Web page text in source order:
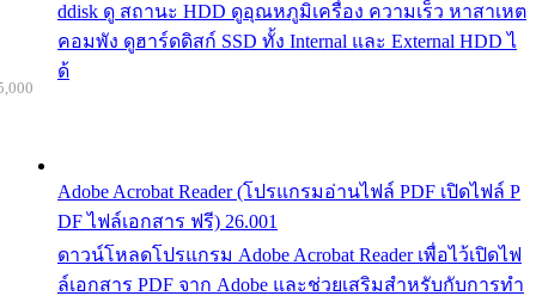
ddisk ดู สถานะ HDD ดูอุณหภูมิเครื่อง ความเร็ว หาสาเหต
คอมพัง ดูฮาร์ดดิสก์ SSD ทั้ง Internal และ External HDD ไ
ด้
Adobe Acrobat Reader (โปรแกรมอ่านไฟล์ PDF เปิดไฟล์ P
DF ไฟล์เอกสาร ฟรี) 26.001
ดาวน์โหลดโปรแกรม Adobe Acrobat Reader เพื่อไว้เปิดไฟ
ล์เอกสาร PDF จาก Adobe และช่วยเสริมสำหรับกับการทำ